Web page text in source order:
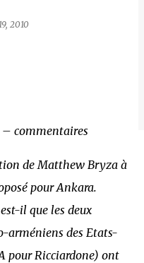
2010
– commentaires
de Matthew Bryza à
pour Ankara.
il que les deux
arméniens des Etats-
pour Ricciardone) ont